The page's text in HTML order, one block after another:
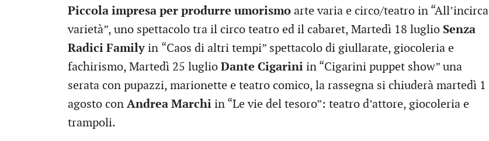
Piccola impresa per produrre umorismo arte varia e circo/teatro in “All’incirca
varietà”, uno spettacolo tra il circo teatro ed il cabaret, Martedì 18 luglio Senza
Radici Family in “Caos di altri tempi” spettacolo di giullarate, giocoleria e
fachirismo, Martedì 25 luglio Dante Cigarini in “Cigarini puppet show” una
serata con pupazzi, marionette e teatro comico, la rassegna si chiuderà martedì 1
agosto con Andrea Marchi in “Le vie del tesoro”: teatro d’attore, giocoleria e
trampoli.